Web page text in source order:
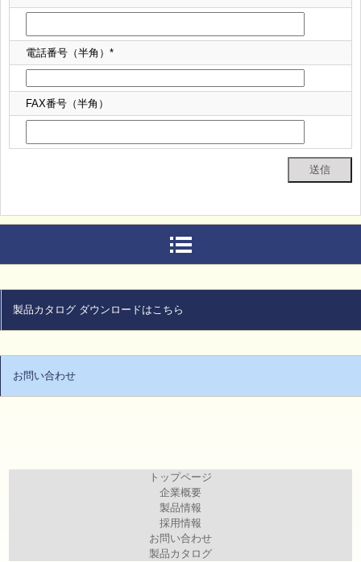
電話番号（半角）*
FAX番号（半角）
製品カタログ ダウンロードはこちら
お問い合わせ
トップページ
企業概要
製品情報
採用情報
お問い合わせ
製品カタログ